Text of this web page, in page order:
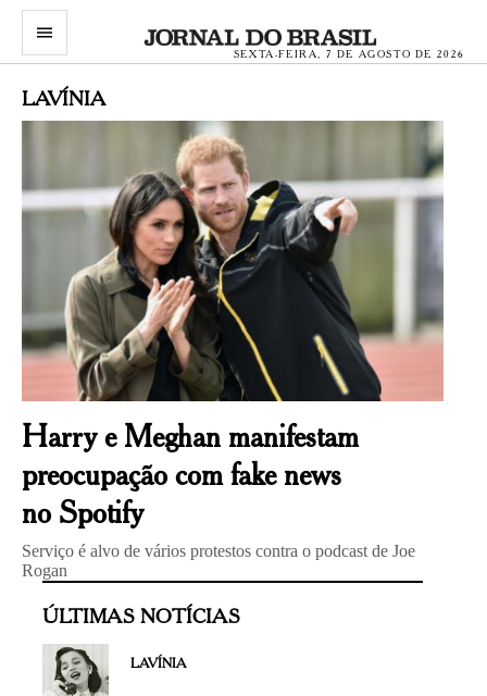
menu
SEXTA-FEIRA, 7 DE AGOSTO DE 2026
LAVÍNIA
Harry e Meghan manifestam
preocupação com fake news
no Spotify
Serviço é alvo de vários protestos contra o podcast de Joe
Rogan
ÚLTIMAS NOTÍCIAS
LAVÍNIA